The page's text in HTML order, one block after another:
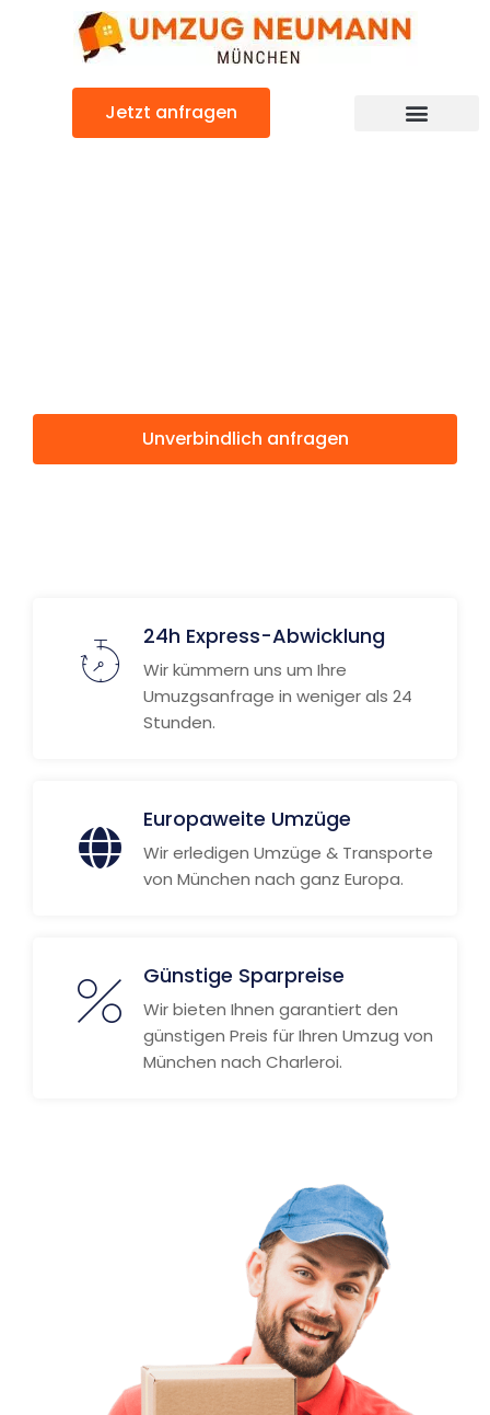
Jetzt anfragen
Unverbindlich anfragen
24h Express-Abwicklung
Wir kümmern uns um Ihre
Umuzgsanfrage in weniger als 24
Stunden.
Europaweite Umzüge
Wir erledigen Umzüge & Transporte
von München nach ganz Europa.
Günstige Sparpreise
Wir bieten Ihnen garantiert den
günstigen Preis für Ihren Umzug von
München nach Charleroi.